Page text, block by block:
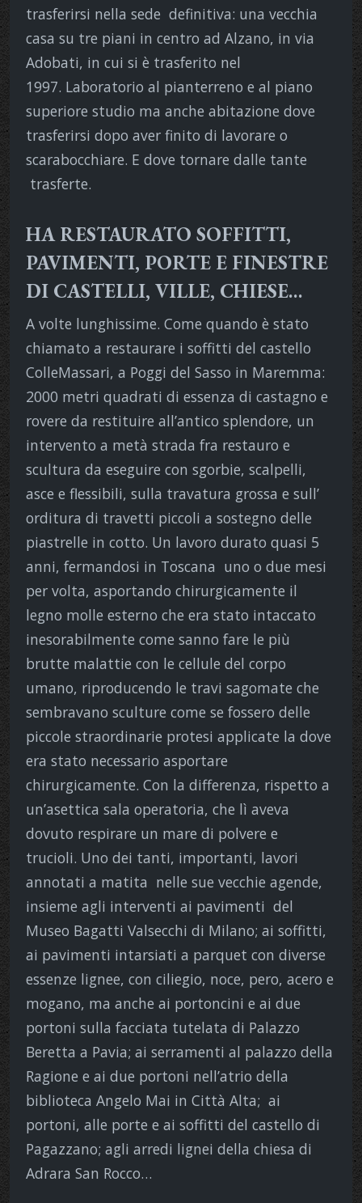
trasferirsi nella sede definitiva: una vecchia
casa su tre piani in centro ad Alzano, in via
Adobati, in cui si è trasferito nel
1997. Laboratorio al pianterreno e al piano
superiore studio ma anche abitazione dove
trasferirsi dopo aver finito di lavorare o
scarabocchiare. E dove tornare dalle tante
trasferte.
HA RESTAURATO SOFFITTI,
PAVIMENTI, PORTE E FINESTRE
DI CASTELLI, VILLE, CHIESE…
A volte lunghissime. Come quando è stato
chiamato a restaurare i soffitti del castello
ColleMassari, a Poggi del Sasso in Maremma:
2000 metri quadrati di essenza di castagno e
rovere da restituire all’antico splendore, un
intervento a metà strada fra restauro e
scultura da eseguire con sgorbie, scalpelli,
asce e flessibili, sulla travatura grossa e sull’
orditura di travetti piccoli a sostegno delle
piastrelle in cotto. Un lavoro durato quasi 5
anni, fermandosi in Toscana uno o due mesi
per volta, asportando chirurgicamente il
legno molle esterno che era stato intaccato
inesorabilmente come sanno fare le più
brutte malattie con le cellule del corpo
umano, riproducendo le travi sagomate che
sembravano sculture come se fossero delle
piccole straordinarie protesi applicate la dove
era stato necessario asportare
chirurgicamente. Con la differenza, rispetto a
un’asettica sala operatoria, che lì aveva
dovuto respirare un mare di polvere e
trucioli. Uno dei tanti, importanti, lavori
annotati a matita nelle sue vecchie agende,
insieme agli interventi ai pavimenti del
Museo Bagatti Valsecchi di Milano; ai soffitti,
ai pavimenti intarsiati a parquet con diverse
essenze lignee, con ciliegio, noce, pero, acero e
mogano, ma anche ai portoncini e ai due
portoni sulla facciata tutelata di Palazzo
Beretta a Pavia; ai serramenti al palazzo della
Ragione e ai due portoni nell’atrio della
biblioteca Angelo Mai in Città Alta; ai
portoni, alle porte e ai soffitti del castello di
Pagazzano; agli arredi lignei della chiesa di
Adrara San Rocco…